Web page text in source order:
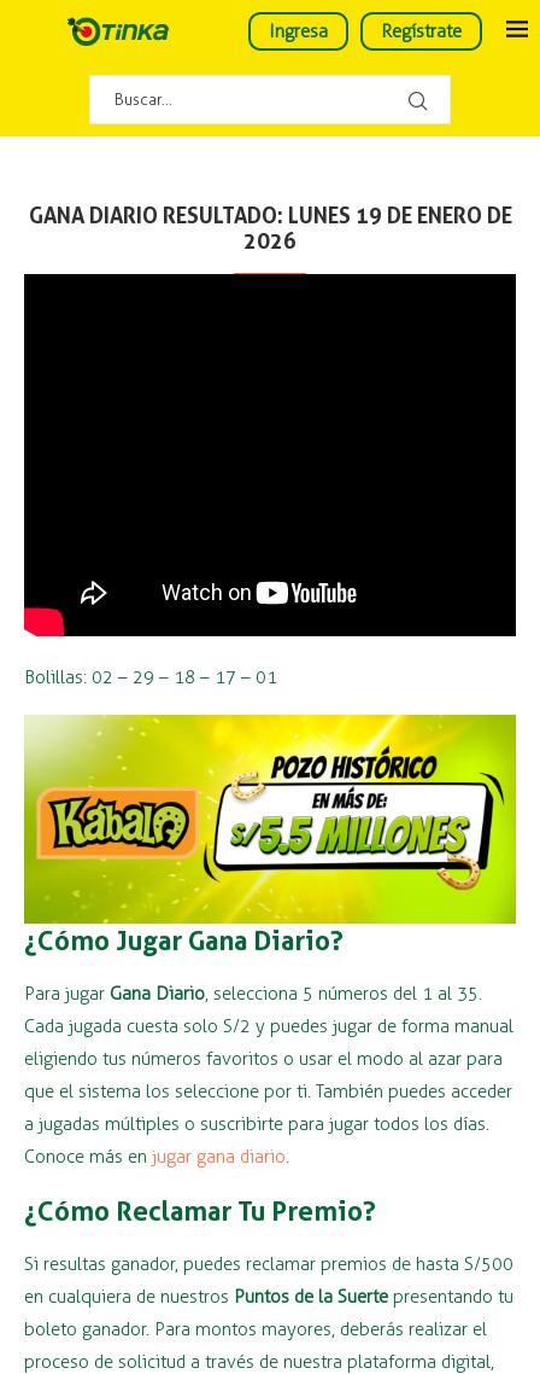
Ingresa Regístrate
GANA DIARIO RESULTADO: LUNES 19 DE ENERO DE
2026
Bolillas: 02 – 29 – 18 – 17 – 01
¿Cómo Jugar Gana Diario?
Para jugar Gana Diario, selecciona 5 números del 1 al 35.
Cada jugada cuesta solo S/2 y puedes jugar de forma manual
eligiendo tus números favoritos o usar el modo al azar para
que el sistema los seleccione por ti. También puedes acceder
a jugadas múltiples o suscribirte para jugar todos los días.
Conoce más en jugar gana diario.
¿Cómo Reclamar Tu Premio?
Si resultas ganador, puedes reclamar premios de hasta S/500
en cualquiera de nuestros Puntos de la Suerte presentando tu
boleto ganador. Para montos mayores, deberás realizar el
proceso de solicitud a través de nuestra plataforma digital,